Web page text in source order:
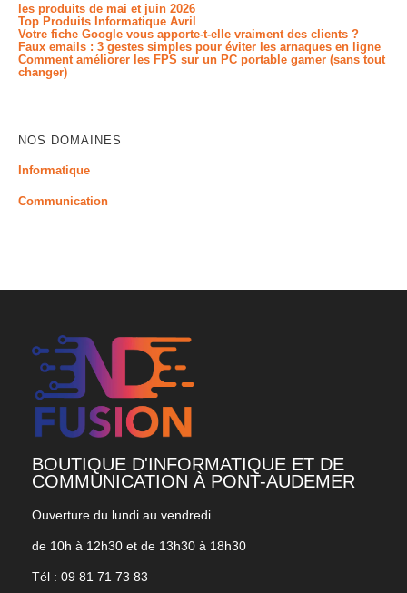
les produits de mai et juin 2026
Top Produits Informatique Avril
Votre fiche Google vous apporte-t-elle vraiment des clients ?
Faux emails : 3 gestes simples pour éviter les arnaques en ligne
Comment améliorer les FPS sur un PC portable gamer (sans tout
changer)
NOS DOMAINES
Informatique
Communication
BOUTIQUE D'INFORMATIQUE ET DE
COMMUNICATION À PONT-AUDEMER
Ouverture du lundi au vendredi
de 10h à 12h30 et de 13h30 à 18h30
Tél : 09 81 71 73 83